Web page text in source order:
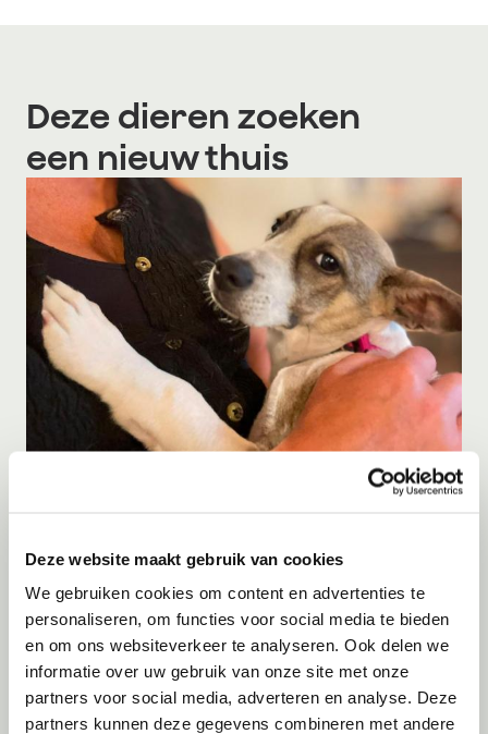
Deze website maakt gebruik van cookies
We gebruiken cookies om content en advertenties te
personaliseren, om functies voor social media te bieden
en om ons websiteverkeer te analyseren. Ook delen we
informatie over uw gebruik van onze site met onze
partners voor social media, adverteren en analyse. Deze
partners kunnen deze gegevens combineren met andere
Deze dieren zoeken
een nieuw thuis
Lommel